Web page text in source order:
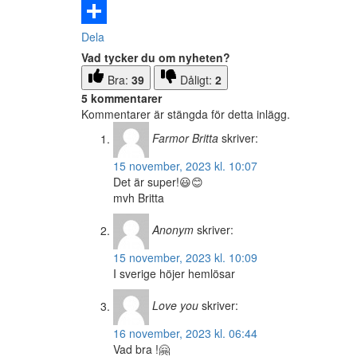
Email
Dela
Vad tycker du om nyheten?
Bra: 39 Dåligt: 2
5 kommentarer
Kommentarer är stängda för detta inlägg.
Farmor Britta skriver:
15 november, 2023 kl. 10:07
Det är super!😃😊
mvh Britta
Anonym skriver:
15 november, 2023 kl. 10:09
I sverige höjer hemlösar
Love you skriver:
16 november, 2023 kl. 06:44
Vad bra !🤗